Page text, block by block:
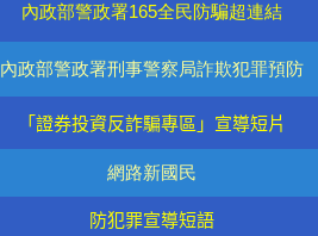
內政部警政署165全民防騙超連結
內政部警政署刑事警察局詐欺犯罪預防
「證券投資反詐騙專區」宣導短片
網路新國民
防犯罪宣導短語